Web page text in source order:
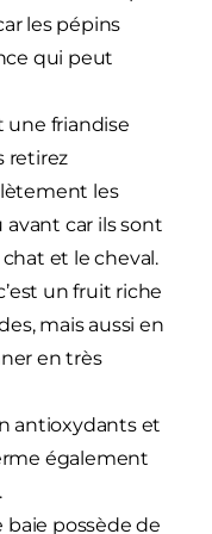
les pépins
qui peut
une friandise
retirez
les
avant car ils sont
et le cheval.
un fruit riche
mais aussi en
en très
antioxydants et
également
baie possède de